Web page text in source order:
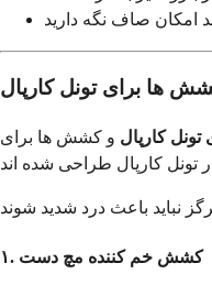
ها برای تونل کارپال
تونل کارپال و کشش ها برای
۱. کشش خم کننده مچ دست